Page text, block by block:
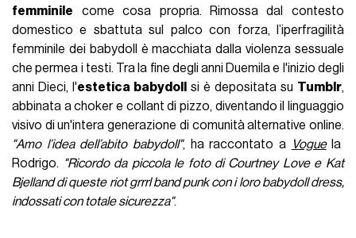
femminile come cosa propria. Rimossa dal contesto
domestico e sbattuta sul palco con forza, l’iperfragilità
femminile dei babydoll è macchiata dalla violenza sessuale
che permea i testi. Tra la fine degli anni Duemila e l'inizio degli
anni Dieci, l'estetica babydoll si è depositata su Tumblr,
abbinata a choker e collant di pizzo, diventando il linguaggio
visivo di un'intera generazione di comunitàalternative online.
"Amo l’idea dell’abito babydoll", ha raccontato a Voguela
Rodrigo. "Ricordo da piccola le foto di Courtney Love e Kat
Bjelland di queste riot grrrl band punk con i loro babydoll dress,
indossati con totale sicurezza".